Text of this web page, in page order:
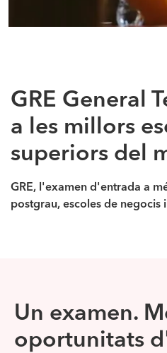
GRE General
a les millors
superiors del
GRE, l'examen d'entrada a
postgrau, escoles de negocis
Un examen.
oportunitats